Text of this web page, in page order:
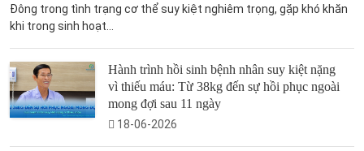
Đông trong tình trạng cơ thể suy kiệt nghiêm trọng, gặp khó khăn
khi trong sinh hoạt...
Hành trình hồi sinh bệnh nhân suy kiệt nặng
vì thiếu máu: Từ 38kg đến sự hồi phục ngoài
mong đợi sau 11 ngày
18-06-2026